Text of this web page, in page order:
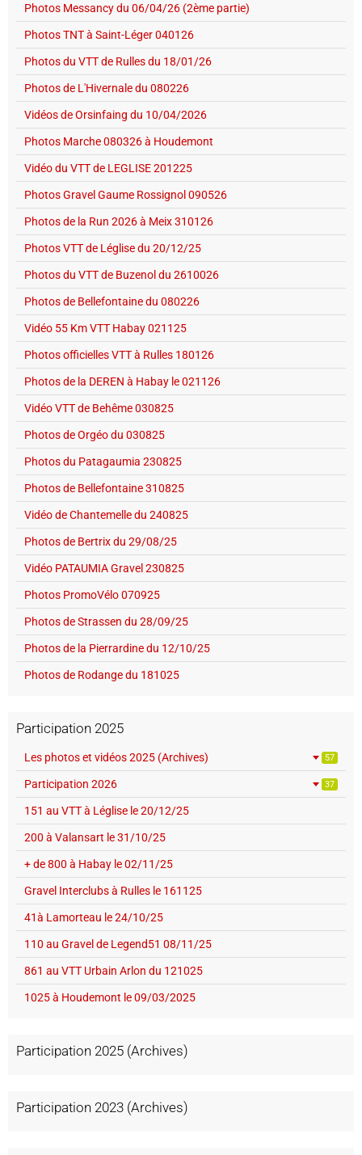
Photos Messancy du 06/04/26 (2ème partie)
Photos TNT à Saint-Léger 040126
Photos du VTT de Rulles du 18/01/26
Photos de L'Hivernale du 080226
Vidéos de Orsinfaing du 10/04/2026
Photos Marche 080326 à Houdemont
Vidéo du VTT de LEGLISE 201225
Photos Gravel Gaume Rossignol 090526
Photos de la Run 2026 à Meix 310126
Photos VTT de Léglise du 20/12/25
Photos du VTT de Buzenol du 2610026
Photos de Bellefontaine du 080226
Vidéo 55 Km VTT Habay 021125
Photos officielles VTT à Rulles 180126
Photos de la DEREN à Habay le 021126
Vidéo VTT de Behême 030825
Photos de Orgéo du 030825
Photos du Patagaumia 230825
Photos de Bellefontaine 310825
Vidéo de Chantemelle du 240825
Photos de Bertrix du 29/08/25
Vidéo PATAUMIA Gravel 230825
Photos PromoVélo 070925
Photos de Strassen du 28/09/25
Photos de la Pierrardine du 12/10/25
Photos de Rodange du 181025
Participation 2025
Les photos et vidéos 2025 (Archives) 57
Participation 2026 37
151 au VTT à Léglise le 20/12/25
200 à Valansart le 31/10/25
+ de 800 à Habay le 02/11/25
Gravel Interclubs à Rulles le 161125
41à Lamorteau le 24/10/25
110 au Gravel de Legend51 08/11/25
861 au VTT Urbain Arlon du 121025
1025 à Houdemont le 09/03/2025
Participation 2025 (Archives)
Participation 2023 (Archives)